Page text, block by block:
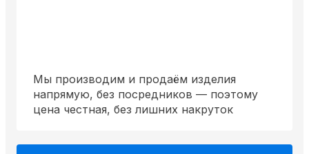
Мы производим и продаём изделия
напрямую, без посредников — поэтому
цена честная, без лишних накруток